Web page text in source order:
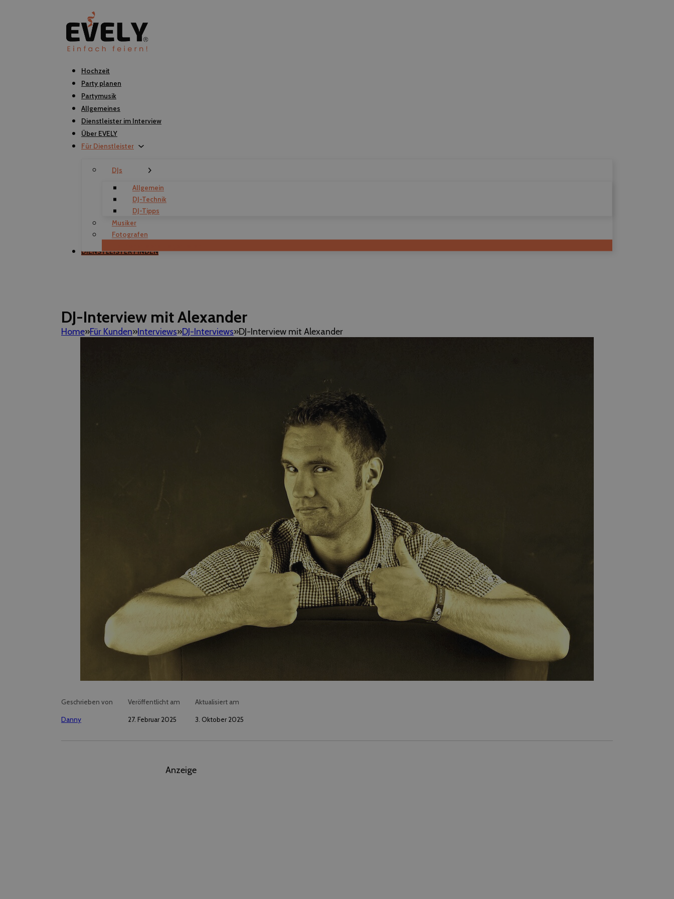
Hochzeit
Party planen
Partymusik
Allgemeines
Dienstleister im Interview
Über EVELY
Für Dienstleister
DJs
Allgemein
DJ-Technik
DJ-Tipps
Musiker
Fotografen
DIENSTLEISTER FINDEN
DJ-Interview mit Alexander
Home Für Kunden Interviews DJ-Interviews DJ-Interview mit Alexander
Geschrieben von
Danny
Veröffentlicht am
27. Februar 2025
Aktualisiert am
3. Oktober 2025
Anzeige